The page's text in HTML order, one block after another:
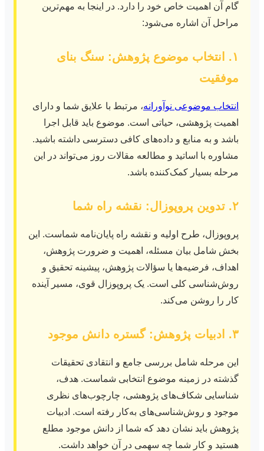
گام آن اهمیت خاص خود را دارد. در اینجا به مهم‌ترین
مراحل آن اشاره می‌شود:
۱. انتخاب موضوع پژوهش: سنگ بنای
موفقیت
انتخاب موضوعی نوآورانه، مرتبط با علایق شما و دارای
اهمیت پژوهشی، حیاتی است. موضوع باید قابل اجرا
باشد و به منابع و داده‌های کافی دسترسی داشته باشید.
مشاوره با اساتید و مطالعه مقالات روز می‌تواند در این
مرحله بسیار کمک‌کننده باشد.
۲. تدوین پروپوزال: نقشه راه شما
پروپوزال، طرح اولیه و نقشه راه پایان‌نامه شماست. این
بخش شامل بیان مسئله، اهمیت و ضرورت پژوهش،
اهداف، فرضیه‌ها یا سؤالات پژوهش، پیشینه تحقیق و
روش‌شناسی کلی است. یک پروپوزال قوی، مسیر آینده
کار را روشن می‌کند.
۳. ادبیات پژوهش: گستره دانش موجود
این مرحله شامل بررسی جامع و انتقادی تحقیقات
گذشته در زمینه موضوع انتخابی شماست. هدف،
شناسایی شکاف‌های پژوهشی، چارچوب‌های نظری
موجود و روش‌شناسی‌های به‌کار رفته است. ادبیات
پژوهش باید نشان دهد که شما از دانش موجود مطلع
هستید و کار شما چه سهمی در آن خواهد داشت.